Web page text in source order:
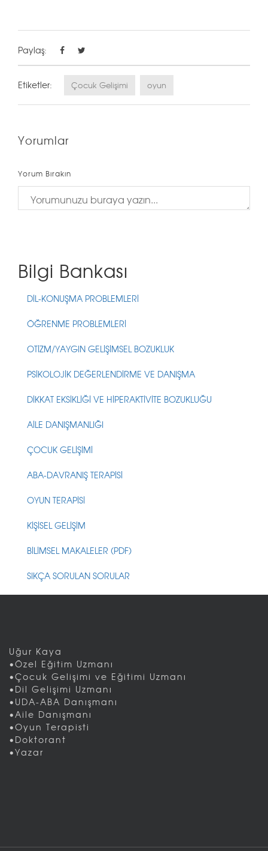
Paylaş:
Etiketler: Çocuk Gelişimi oyun
Yorumlar
Yorum Bırakın
Bilgi Bankası
DİL-KONUŞMA PROBLEMLERİ
ÖĞRENME PROBLEMLERİ
OTİZM/YAYGIN GELİŞİMSEL BOZUKLUK
PSİKOLOJİK DEĞERLENDİRME VE DANIŞMA
DİKKAT EKSİKLİĞİ VE HİPERAKTİVİTE BOZUKLUĞU
AİLE DANIŞMANLIĞI
ÇOCUK GELİŞİMİ
ABA-DAVRANIŞ TERAPİSİ
OYUN TERAPİSİ
KİŞİSEL GELİŞİM
BİLİMSEL MAKALELER (PDF)
SIKÇA SORULAN SORULAR
Uğur Kaya
•Özel Eğitim Uzmanı
•Çocuk Gelişimi ve Eğitimi Uzmanı
•Dil Gelişimi Uzmanı
•UDA-ABA Danışmanı
•Aile Danışmanı
•Oyun Terapisti
•Doktorant
•Yazar